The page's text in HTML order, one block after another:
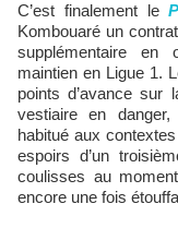
C’est finalement le
Kombouaré un
supplémentaire en
maintien en Ligue 1.
points d’avance sur
vestiaire en
habitué aux
espoirs d’un
coulisses au
encore une fois